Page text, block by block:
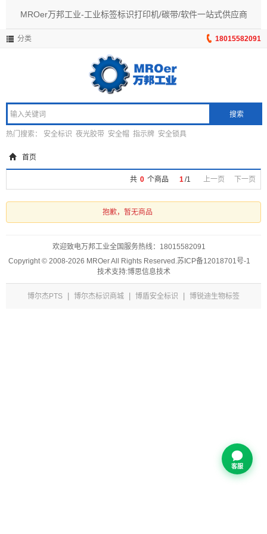
MROer万邦工业-工业标签标识打印机/碳带/软件一站式供应商
18015582091
分类
搜索
热门搜索： 安全标识 夜光胶带 安全帽 指示牌 安全锁具
首页
共 0 个商品 1 /1 上一页 下一页
抱歉，暂无商品
欢迎致电万邦工业全国服务热线： 18015582091
Copyright © 2008-2026 MROer All Rights Reserved. 苏ICP备12018701号-1
技术支持:博思信息技术
博尔杰PTS | 博尔杰标识商城 | 博盾安全标识 | 博锐迪生物标签
客服